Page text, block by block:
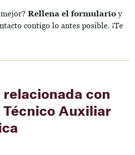
Rellena el formularioy
contigo lo antes posible. ¡Te
con
Técnico Auxiliar